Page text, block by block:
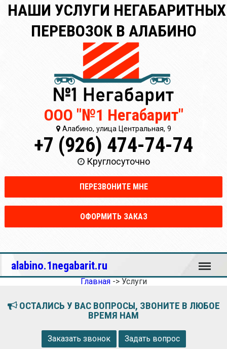
НАШИ УСЛУГИ НЕГАБАРИТНЫХ
ПЕРЕВОЗОК В АЛАБИНО
ООО "№1 Негабарит"
Алабино, улица Центральная, 9
+7 (926) 474-74-74
Круглосуточно
ПЕРЕЗВОНИТЕ МНЕ
ОФОРМИТЬ ЗАКАЗ
alabino.1negabarit.ru Меню
Главная-> Услуги
ОСТАЛИСЬ У ВАС ВОПРОСЫ, ЗВОНИТЕ В ЛЮБОЕ
ВРЕМЯ НАМ
Заказать звонок Задать вопрос